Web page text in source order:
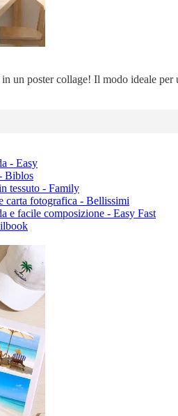
un poster collage! Il modo ideale
- Easy
Biblos
tessuto - Family
carta fotografica - Bellissimi
e facile composizione - Easy Fast